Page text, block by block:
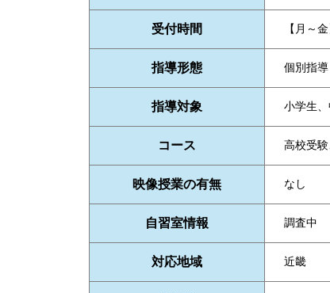
受付時間 【月～
指導形態 個別指導
指導対象 小学生
コース 高校受
映像授業の有無 なし
自習室情報 調査中
対応地域 近畿